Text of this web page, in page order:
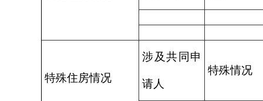
特殊住房情况
涉及共同申
请人
特殊情况